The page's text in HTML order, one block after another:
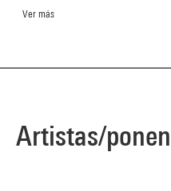
Ver más
Artistas/